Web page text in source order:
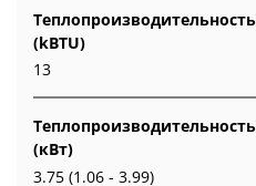
Теплопроизводительность
(kBTU)
13
Теплопроизводительность
(кВт)
3.75 (1.06 - 3.99)